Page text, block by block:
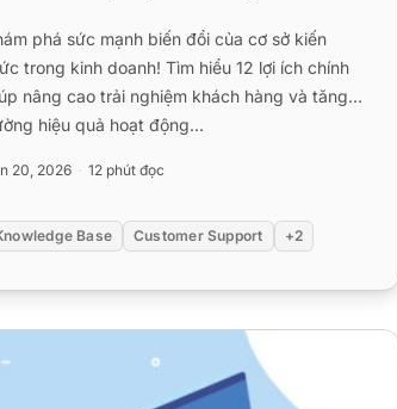
phá sức mạnh biến đổi của cơ sở kiến
trong kinh doanh! Tìm hiểu 12 lợi ích chính
nâng cao trải nghiệm khách hàng và tăng
hiệu quả hoạt động...
20, 2026 12 phút đọc
Base Customer Support +2
cơ sở tri thức nội bộ: Hướng dẫn toàn diện